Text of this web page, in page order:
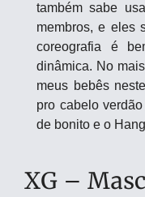
também sabe
membros, e eles
coreografia é
dinâmica. No
meus bebês
pro cabelo
de bonito e o
XG –